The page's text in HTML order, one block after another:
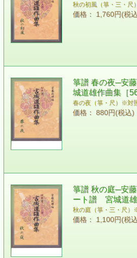
秋の初風（箏・三・
価格： 1,760円(税
箏譜 春の夜─安
城道雄作曲集［
春の夜（箏・尺）※対
価格： 880円(税込)
箏譜 秋の庭─安
ート譜 宮城道雄
秋の庭（箏・三・尺
価格： 1,100円(税